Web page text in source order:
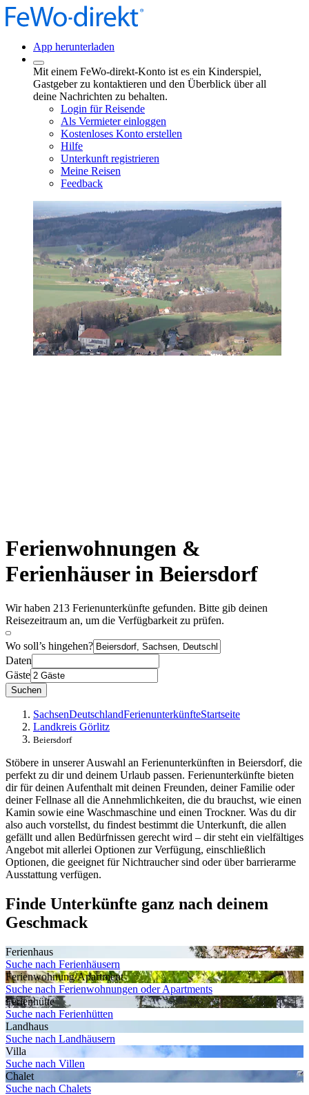
App herunterladen
Mit einem FeWo-direkt-Konto ist es ein Kinderspiel,
Gastgeber zu kontaktieren und den Überblick über all
deine Nachrichten zu behalten.
Login für Reisende
Als Vermieter einloggen
Kostenloses Konto erstellen
Hilfe
Unterkunft registrieren
Meine Reisen
Feedback
Ferienwohnungen &
Ferienhäuser in Beiersdorf
Wir haben 213 Ferienunterkünfte gefunden. Bitte gib deinen
Reisezeitraum an, um die Verfügbarkeit zu prüfen.
Wo soll’s hingehen?
Daten
Gäste
Suchen
SachsenDeutschlandFerienunterkünfteStartseite
Landkreis Görlitz
Beiersdorf
Stöbere in unserer Auswahl an Ferienunterkünften in Beiersdorf, die
perfekt zu dir und deinem Urlaub passen. Ferienunterkünfte bieten
dir für deinen Aufenthalt mit deinen Freunden, deiner Familie oder
deiner Fellnase all die Annehmlichkeiten, die du brauchst, wie einen
Kamin sowie eine Waschmaschine und einen Trockner. Was du dir
also auch vorstellst, du findest bestimmt die Unterkunft, die allen
gefällt und allen Bedürfnissen gerecht wird – dir steht ein vielfältiges
Angebot mit allerlei Optionen zur Verfügung, einschließlich
Optionen, die geeignet für Nichtraucher sind oder über barrierarme
Ausstattung verfügen.
Finde Unterkünfte ganz nach deinem
Geschmack
Ferienhaus
Suche nach Ferienhäusern
Ferienwohnung/Apartment
Suche nach Ferienwohnungen oder Apartments
Ferienhütte
Suche nach Ferienhütten
Landhaus
Suche nach Landhäusern
Villa
Suche nach Villen
Chalet
Suche nach Chalets